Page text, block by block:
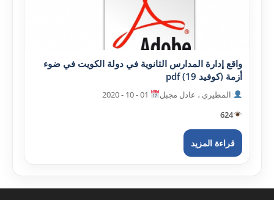
واقع إدارة المدارس الثانوية في دولة الکويت في ضوء
أزمة (کوفيد 19) pdf
المطيري ، عادل مجبل
624
قراءة المزيد